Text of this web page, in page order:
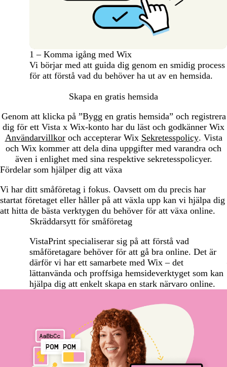
1 – Komma igång med Wix
Vi börjar med att guida dig genom en smidig process
för att förstå vad du behöver ha ut av en hemsida.
Skapa en gratis hemsida
Genom att klicka på ”Bygg en gratis hemsida” och registrera
dig för ett Vista x Wix-konto har du läst och godkänner Wix
Användarvillkoroch accepterar Wix Sekretesspolicy. Vista
och Wix kommer att dela dina uppgifter med varandra och
även i enlighet med sina respektive sekretesspolicyer.
Fördelar som hjälper dig att växa
Vi har ditt småföretag i fokus. Oavsett om du precis har
startat företaget eller håller på att växla upp kan vi hjälpa dig
att hitta de bästa verktygen du behöver för att växa online.
Skräddarsytt för småföretag
VistaPrint specialiserar sig på att förstå vad
småföretagare behöver för att gå bra online. Det är
därför vi har ett samarbete med Wix – det
lättanvända och proffsiga hemsideverktyget som kan
hjälpa dig att enkelt skapa en stark närvaro online.